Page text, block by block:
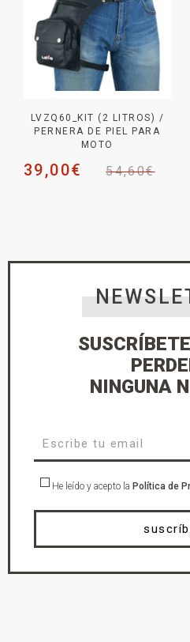
LVZQ60_KIT (2 LITROS) /
PERNERA DE PIEL PARA
MOTO
54,60€
39,00€
NINGUNA
He leído y acepto la Política de